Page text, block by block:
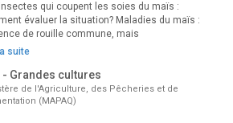
qui coupent les soies du maïs :
évaluer la situation? Maladies du maïs :
de rouille commune, mais
suite
- Grandes cultures
de l'Agriculture, des Pêcheries et de
(MAPAQ)